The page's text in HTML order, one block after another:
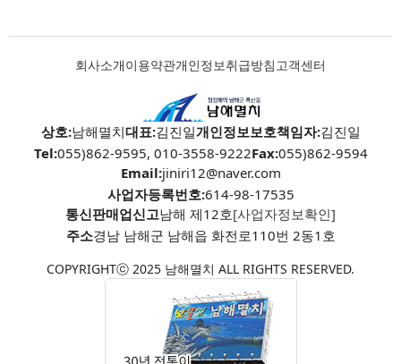
회사소개이용약관개인정보취급방침 고객센터
상호:남해멸치대표:김진일개인정보보호책임자:김진일
Tel:055)862-9595, 010-3558-9222Fax:055)862-9594
Email:jiniri12@naver.com
사업자등록번호:614-98-17535
통신판매업신고남해 제12호[사업자정보확인]
주소경남 남해군 남해읍 화전로110번 2동1호
COPYRIGHTⓒ 2025 남해멸치 ALL RIGHTS RESERVED.